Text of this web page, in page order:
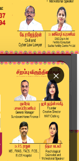
×
அதிகரித்த...